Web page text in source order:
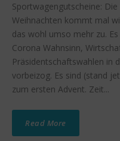
Sportwagengutscheine:
Weihnachten kommt mal
das wohl umso mehr zu.
Corona Wahnsinn,
Präsidentschaftswahlen in
vorbeizog. Es sind (stand
zum ersten Advent. Zeit...
Read More